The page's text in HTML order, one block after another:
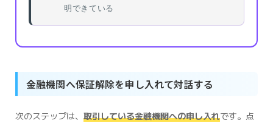
明できている
金融機関へ保証解除を申し入れて対話する
次のステップは、 取引している金融機関への申し入れです。点